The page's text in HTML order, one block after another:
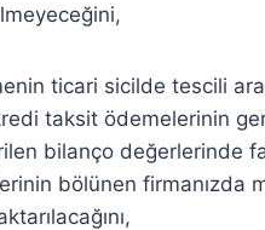
ticari sicilde tescili
taksit ödemelerinin
bilanço değerlerinde
bölünen firmanızda